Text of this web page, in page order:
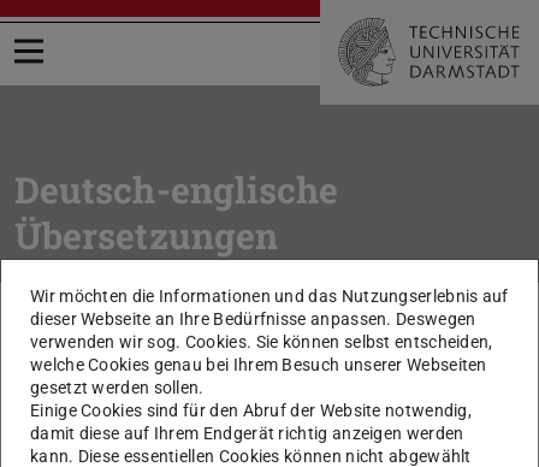
Menü öffnen
Deutsch-englische
Übersetzungen
Sie befinden sich hier:
TU Darmstadt Intern
Arbeitsmittel
Wörterbuch Deutsch / Englisch
zurück zur Liste
Projektleitung
Wir möchten die Informationen und das Nutzungserlebnis auf
dieser Webseite an Ihre Bedürfnisse anpassen. Deswegen
verwenden wir sog. Cookies. Sie können selbst entscheiden,
welche Cookies genau bei Ihrem Besuch unserer Webseiten
gesetzt werden sollen.
Einige Cookies sind für den Abruf der Website notwendig,
damit diese auf Ihrem Endgerät richtig anzeigen werden
kann. Diese essentiellen Cookies können nicht abgewählt